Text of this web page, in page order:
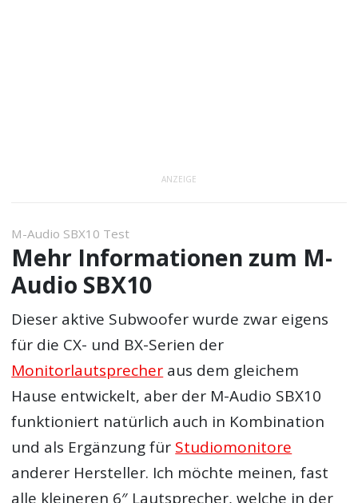
ANZEIGE
M-Audio SBX10 Test
Mehr Informationen zum M-
Audio SBX10
Dieser aktive Subwoofer wurde zwar eigens
für die CX- und BX-Serien der
Monitorlautsprecher aus dem gleichem
Hause entwickelt, aber der M-Audio SBX10
funktioniert natürlich auch in Kombination
und als Ergänzung für Studiomonitore
anderer Hersteller. Ich möchte meinen, fast
alle kleineren 6″ Lautsprecher, welche in der